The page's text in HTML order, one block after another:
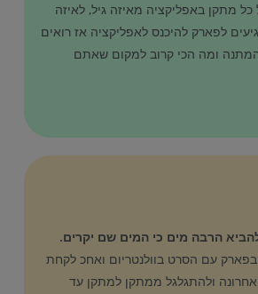
הרבה מים כי המים שם יקרים.
עם הסרט בוולנטריום ואחכ לקחת
ולהתגלגל ממתקן למתקן עד
מתקן באפליקציה מאיזה גיל, לאיזה
לפארק להיכנס לאפליקציה אז רואים
ומה הכי קרוב למקום שאתם